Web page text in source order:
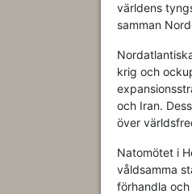
världens
samman
krig och
och Iran.
över
Natomötet i
våldsamma
förhandla